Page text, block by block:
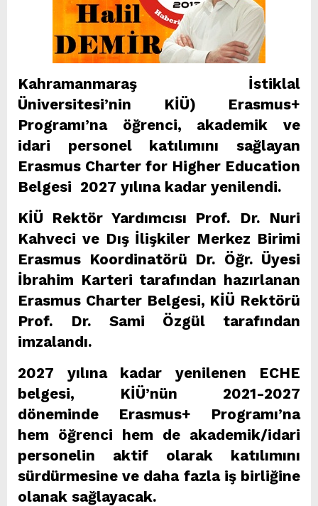
Kahramanmaraş İstiklal
Üniversitesi’nin KİÜ) Erasmus+
Programı’na öğrenci, akademik ve
idari personel katılımını sağlayan
Erasmus Charter for Higher Education
Belgesi 2027 yılına kadar yenilendi.
KİÜ Rektör Yardımcısı Prof. Dr. Nuri
Kahveci ve Dış İlişkiler Merkez Birimi
Erasmus Koordinatörü Dr. Öğr. Üyesi
İbrahim Karteri tarafından hazırlanan
Erasmus Charter Belgesi, KİÜ Rektörü
Prof. Dr. Sami Özgül tarafından
imzalandı.
2027 yılına kadar yenilenen ECHE
belgesi, KİÜ’nün 2021-2027
döneminde Erasmus+ Programı’na
hem öğrenci hem de akademik/idari
personelin aktif olarak katılımını
sürdürmesine ve daha fazla iş birliğine
olanak sağlayacak.